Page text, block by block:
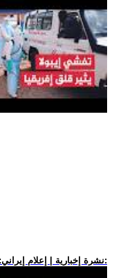
.. نشرة إخبارية | إعلام إيراني: تغيير قادم في السلطة.. والعراق: